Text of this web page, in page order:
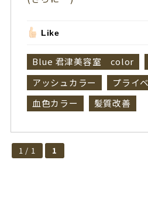
Like
Blue 君津美容室 color
アッシュカラー
プライ
血色カラー
髪質改善
1 / 1 1